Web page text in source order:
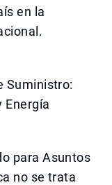
en la
Suministro:
Energía
para Asuntos
no se trata